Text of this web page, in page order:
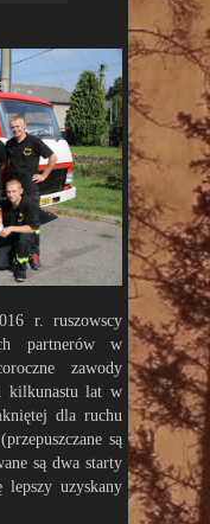
r. ruszowscy
partnerów w
zawody
kilkunastu lat w
dla ruchu
są
są dwa starty
uzyskany